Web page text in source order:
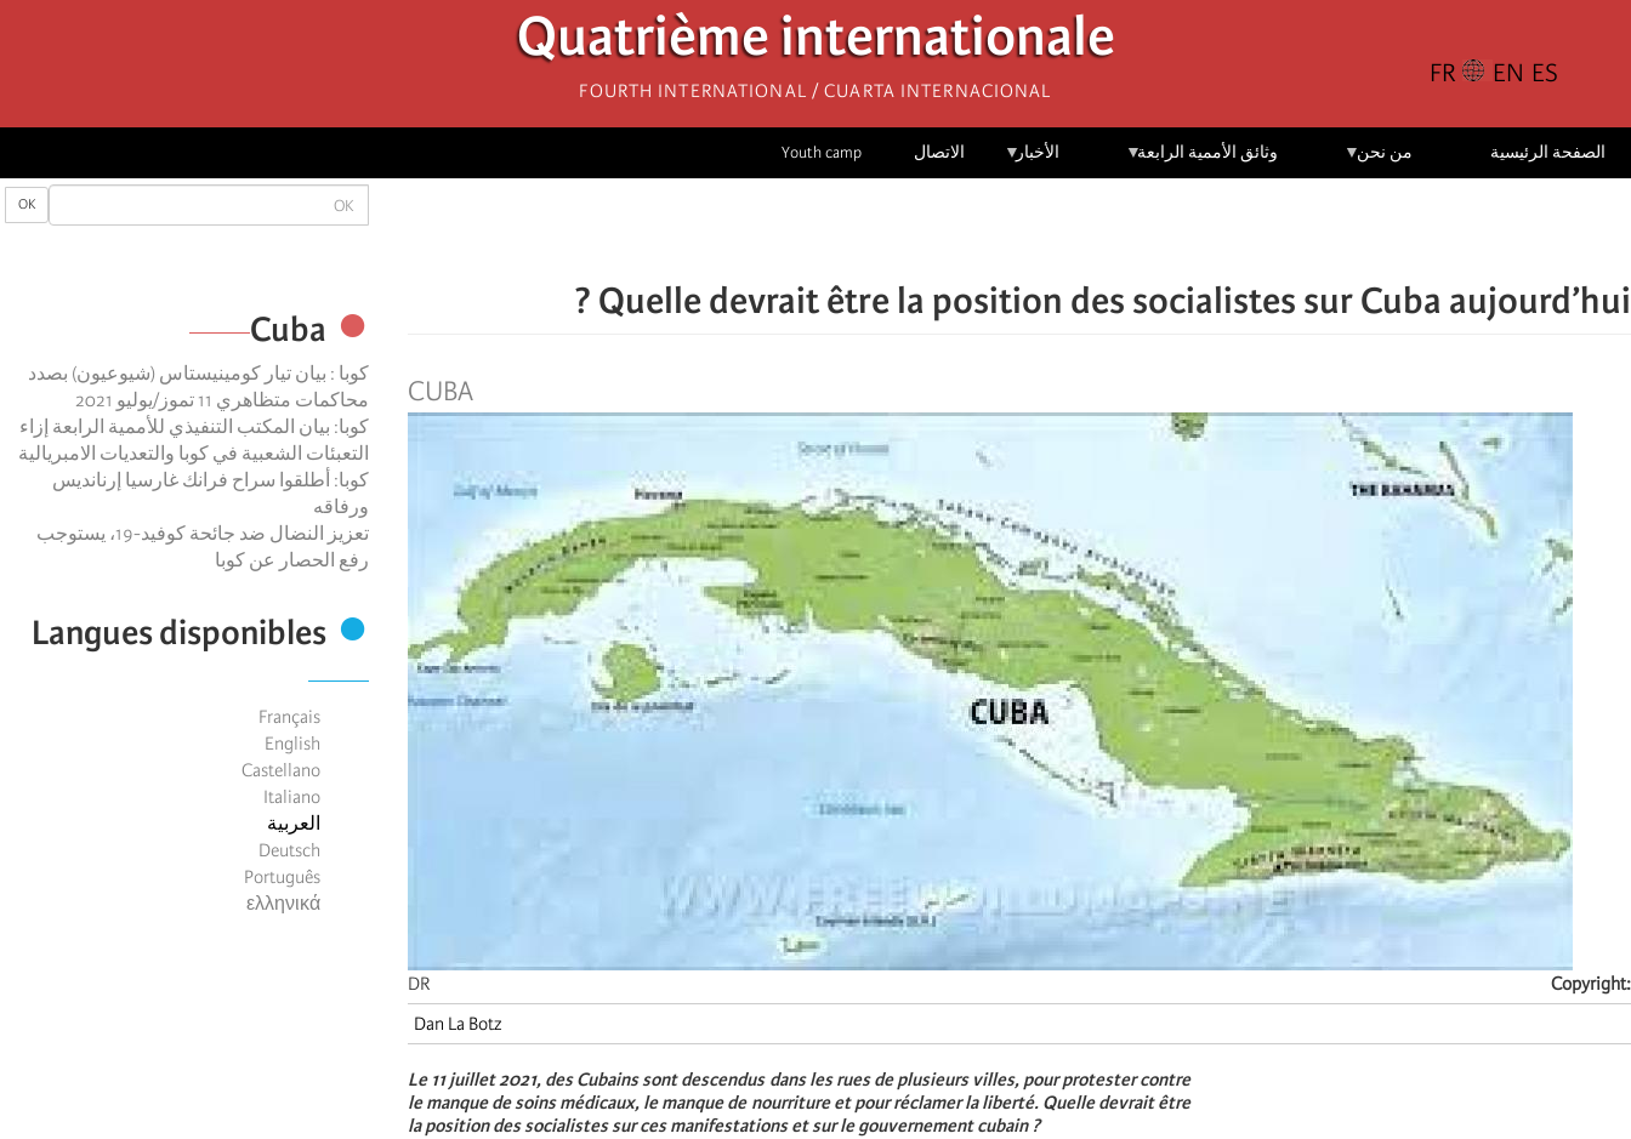
Quatrième internationale
Fourth International / Cuarta Internacional
الصفحة الرئيسية من نحن وثائق الأممية الرابعة الأخبار الاتصال Youth camp
OK
OK
Cuba
كوبا : بيان تيار كومينيستاس (شيوعيون) بصدد
محاكمات متظاهري 11 تموز/يوليو 2021
كوبا: بيان المكتب التنفيذي للأممية الرابعة إزاء
التعبئات الشعبية في كوبا والتعديات الامبريالية
كوبا: أطلقوا سراح فرانك غارسيا إرنانديس
ورفاقه
تعزيز النضال ضد جائحة كوفيد-19، يستوجب
رفع الحصار عن كوبا
Langues disponibles
Français
English
Castellano
Italiano
العربية
Deutsch
Português
ελληνικά
Quelle devrait être la position des socialistes sur Cuba aujourd’hui ?
CUBA
Copyright
DR
Dan La Botz
Le 11 juillet 2021, des Cubains sont descendus dans les rues de plusieurs villes, pour protester contre
le manque de soins médicaux, le manque de nourriture et pour réclamer la liberté. Quelle devrait être
la position des socialistes sur ces manifestations et sur le gouvernement cubain ?